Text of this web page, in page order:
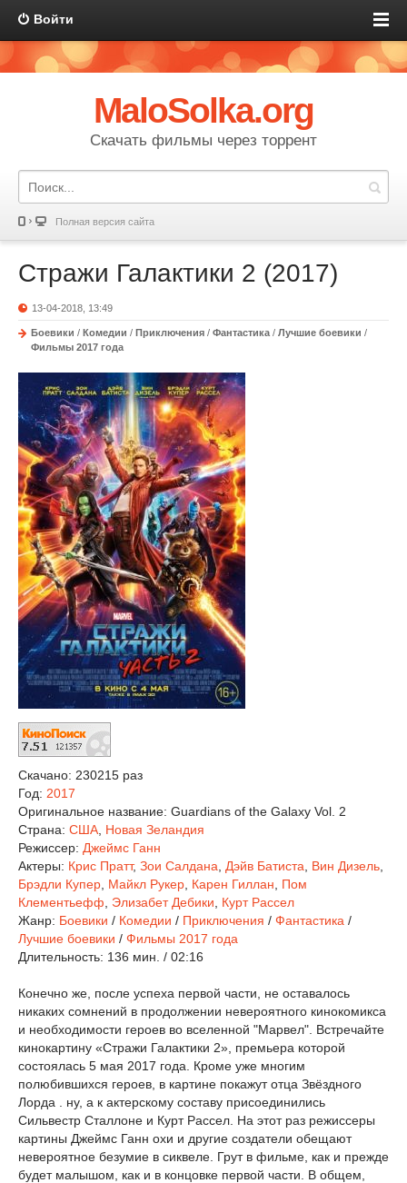
Войти
MaloSolka.org
Скачать фильмы через торрент
Полная версия сайта
Стражи Галактики 2 (2017)
13-04-2018, 13:49
Боевики / Комедии / Приключения / Фантастика / Лучшие боевики /
Фильмы 2017 года
Скачано: 230215 раз
Год: 2017
Оригинальное название: Guardians of the Galaxy Vol. 2
Страна: США Новая Зеландия
Режиссер: Джеймс Ганн
Актеры: Крис Пратт, Зои Салдана Дэйв Батиста Вин Дизель
Брэдли Купер Майкл Рукер Карен Гиллан
Пом
Клементьефф
Элизабет Дебики
Курт Рассел
Жанр: Боевики / Комедии / Приключения / Фантастика /
Лучшие боевики / Фильмы 2017 года
Длительность: 136 мин. / 02:16
Конечно же, после успеха первой части, не оставалось
никаких сомнений в продолжении невероятного кинокомикса
и необходимости героев во вселенной "Марвел". Встречайте
кинокартину «Стражи Галактики 2», премьера которой
состоялась 5 мая 2017 года. Кроме уже многим
полюбившихся героев, в картине покажут отца Звёздного
Лорда . ну, а к актерскому составу присоединились
Сильвестр Сталлоне и Курт Рассел. На этот раз режиссеры
картины Джеймс Ганн охи и другие создатели обещают
невероятное безумие в сиквеле. Грут в фильме, как и прежде
будет малышом, как и в концовке первой части. В общем,